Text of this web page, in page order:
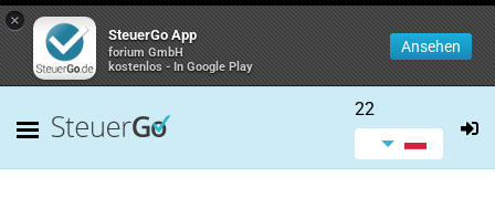
×
SteuerGo App
forium GmbH
kostenlos - In Google Play
Ansehen
22